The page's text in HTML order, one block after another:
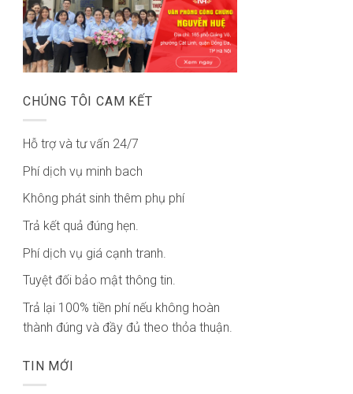
CHÚNG TÔI CAM KẾT
Hỗ trợ và tư vấn 24/7
Phí dịch vụ minh bach
Không phát sinh thêm phụ phí
Trả kết quả đúng hẹn.
Phí dịch vụ giá cạnh tranh.
Tuyệt đối bảo mật thông tin.
Trả lại 100% tiền phí nếu không hoàn
thành đúng và đầy đủ theo thỏa thuận.
TIN MỚI